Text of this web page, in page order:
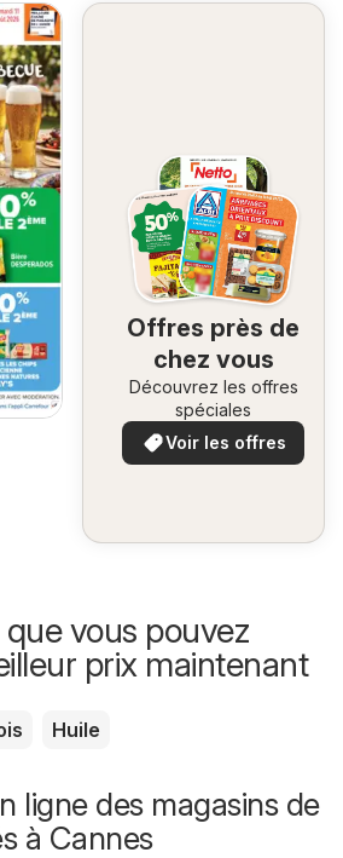
Offres près de
chez vous
Découvrez les offres
spéciales
Voir les offres
vous pouvez
prix maintenant
Huile
ligne des magasins de
à Cannes